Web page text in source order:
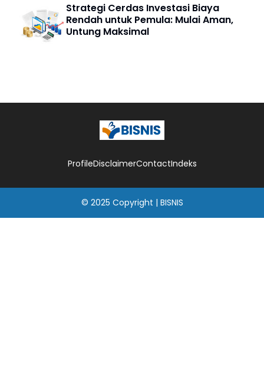
Strategi Cerdas Investasi Biaya
Rendah untuk Pemula: Mulai Aman,
Untung Maksimal
ProfileDisclaimerContactIndeks
© 2025 Copyright | BISNIS